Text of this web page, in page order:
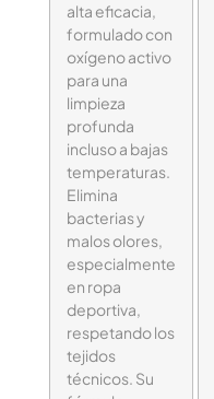
alta eficacia,
formulado con
oxígeno activo
para una
limpieza
profunda
incluso a bajas
temperaturas.
Elimina
bacterias y
malos olores,
especialmente
en ropa
deportiva,
respetando los
tejidos
técnicos. Su